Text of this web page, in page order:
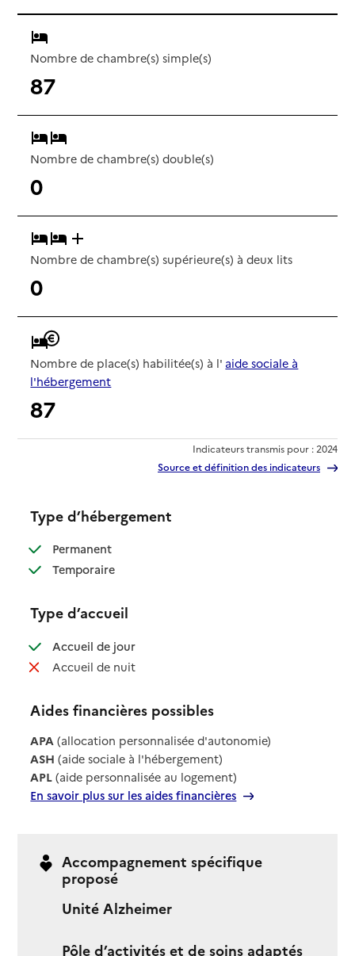
Nombre de chambre(s) simple(s)
87
Nombre de chambre(s) double(s)
0
Nombre de chambre(s) supérieure(s) à deux lits
0
Nombre de place(s) habilitée(s) à l' aide sociale à
l'hébergement
87
Indicateurs transmis pour : 2024
Source et définition des indicateurs
Type d’hébergement
Permanent: disponible
Temporaire: disponible
Type d’accueil
Accueil de jour: disponible
Accueil de nuit: non disponible
Aides financières possibles
APA (allocation personnalisée d'autonomie)
ASH (aide sociale à l'hébergement)
APL (aide personnalisée au logement)
En savoir plus sur les aides financières
Accompagnement spécifique
proposé
Unité Alzheimer
Pôle d’activités et de soins adaptés